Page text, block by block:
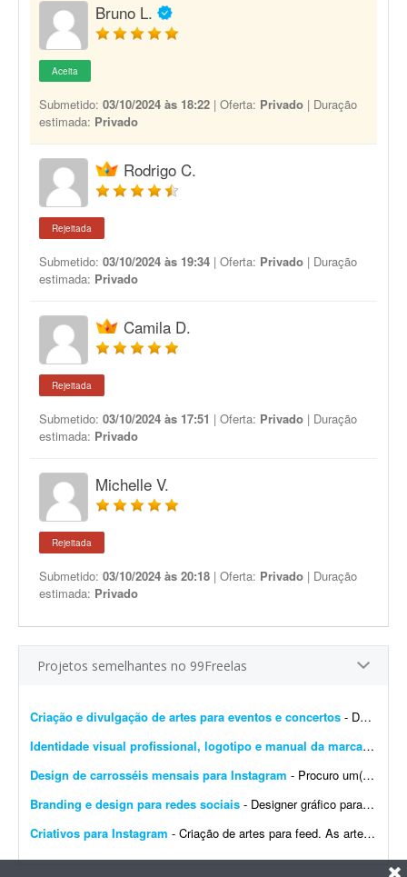
Bruno L.
Aceita
Submetido: 03/10/2024 às 18:22 | Oferta: Privado | Duração
estimada: Privado
Rodrigo C.
Rejeitada
Submetido: 03/10/2024 às 19:34 | Oferta: Privado | Duração
estimada: Privado
Camila D.
Rejeitada
Submetido: 03/10/2024 às 17:51 | Oferta: Privado | Duração
estimada: Privado
Michelle V.
Rejeitada
Submetido: 03/10/2024 às 20:18 | Oferta: Privado | Duração
estimada: Privado
Projetos semelhantes no 99Freelas
Criação e divulgação de artes para eventos e concertos - Dar visibilidade por meio de publicidade, marketing, imagens 4D, propagandas, digitações, criação de logotipos e artes em geral. O objetivo é inovar na forma com...
Identidade visual profissional, logotipo e manual da marca
- Crio
Design de carrosséis mensais para Instagram - Procuro um(a) designer para criar 4 carrosséis por mês para o Instagram de uma franquia de uma rede de farmácias. A marca já tem identidade visual definida pela rede/mat...
Branding e design para redes sociais - Designer gráfico para startup SaaS na área da saúde (projeto inicial com possibilidade de longo prazo) Sobre a empresa A Sulnex é uma startup SaaS brasileira em desenv...
Criativos para Instagram - Criação de artes para feed. As artes para stories serão adaptações/replicações das peças do feed, com os ajustes necessários ao forma...